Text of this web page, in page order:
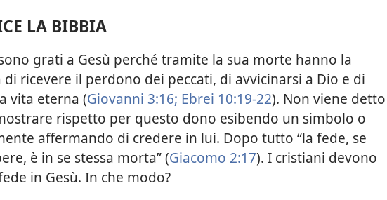
LA BIBBIA
grati a Gesù perché tramite la sua morte hanno la
ricevere il perdono dei peccati, di avvicinarsi a Dio e di
vita eterna (Giovanni 3:16; Ebrei 10:19-22). Non viene detto
rispetto per questo dono esibendo un simbolo o
affermando di credere in lui. Dopo tutto “la fede, se
è in se stessa morta” (Giacomo 2:17). I cristiani devono
in Gesù. In che modo?